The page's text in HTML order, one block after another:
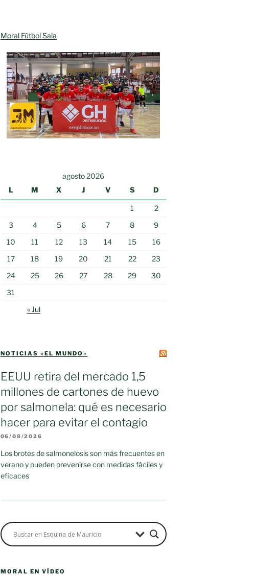
Moral Fútbol Sala
agosto 2026
L
M X J V S D
1
2
3
4 5 6 7 8
9
10
11 12 13 14 15
16
17
18 19 20 21 22
23
24
25 26 27 28 29
30
31
« Jul
NOTICIAS «EL MUNDO»
EEUU retira del mercado 1,5
millones de cartones de huevo
por salmonela: qué es necesario
hacer para evitar el contagio
06/08/2026
Los brotes de salmonelosis son más frecuentes en
verano y pueden prevenirse con medidas fáciles y
eficaces
MORAL EN VÍDEO